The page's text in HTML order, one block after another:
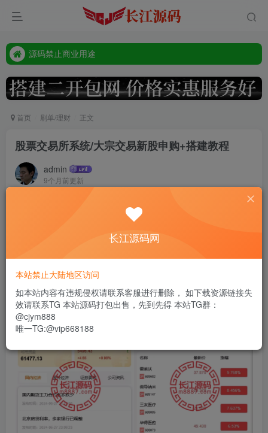
源码禁止商业用途
源码禁止商业用途
本站客服唯一tg:@vip668188
首页 刷单/理财 正文
股票交易所系统/大宗交易新股申购+搭建教程
admin
9个月前更新
H5前端VUE开发，后端跟代理后台thinkphp框架（本地测试k
线启动不了，实际是好的 ）长江源码网
本站禁止大陆地区访问
如本站内容有违规侵权请联系客服进行删除， 如下载资源链接失
效请联系TG 本站源码打包出售，先到先得 本站TG群：
@cjym888
唯一TG:@vip668188